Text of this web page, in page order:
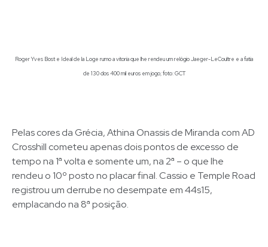
Roger Yves Bost e Ideal de la Loge rumo a vitoria que lhe rendeu um relógio Jaeger-LeCoultre e a fatia
de 130 dos 400 mil euros em jogo; foto: GCT
Pelas cores da Grécia, Athina Onassis de Miranda com AD
Crosshill cometeu apenas dois pontos de excesso de
tempo na 1ª volta e somente um, na 2ª – o que lhe
rendeu o 10º posto no placar final. Cassio e Temple Road
registrou um derrube no desempate em 44s15,
emplacando na 8ª posição.